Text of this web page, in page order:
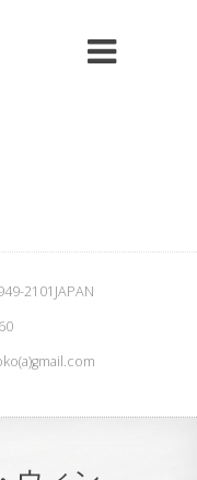
2101JAPAN